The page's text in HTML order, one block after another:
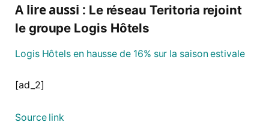
A lire aussi : Le réseau Teritoria rejoint
le groupe Logis Hôtels
Logis Hôtels en hausse de 16% sur la saison estivale
[ad_2]
Source link